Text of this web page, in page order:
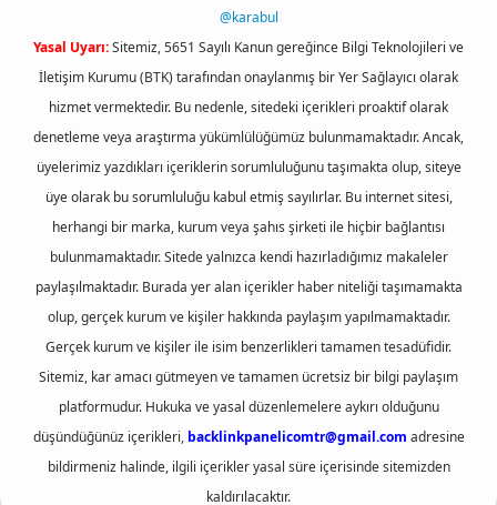
@karabul
Yasal Uyarı:Sitemiz, 5651 Sayılı Kanun gereğince Bilgi Teknolojileri ve
İletişim Kurumu (BTK) tarafından onaylanmış bir Yer Sağlayıcı olarak
hizmet vermektedir. Bu nedenle, sitedeki içerikleri proaktif olarak
denetleme veya araştırma yükümlülüğümüz bulunmamaktadır. Ancak,
üyelerimiz yazdıkları içeriklerin sorumluluğunu taşımakta olup, siteye
üye olarak bu sorumluluğu kabul etmiş sayılırlar. Bu internet sitesi,
herhangi bir marka, kurum veya şahıs şirketi ile hiçbir bağlantısı
bulunmamaktadır. Sitede yalnızca kendi hazırladığımız makaleler
paylaşılmaktadır. Burada yer alan içerikler haber niteliği taşımamakta
olup, gerçek kurum ve kişiler hakkında paylaşım yapılmamaktadır.
Gerçek kurum ve kişiler ile isim benzerlikleri tamamen tesadüfidir.
Sitemiz, kar amacı gütmeyen ve tamamen ücretsiz bir bilgi paylaşım
platformudur. Hukuka ve yasal düzenlemelere aykırı olduğunu
düşündüğünüz içerikleri, backlinkpanelicomtr@gmail.com adresine
bildirmeniz halinde, ilgili içerikler yasal süre içerisinde sitemizden
kaldırılacaktır.